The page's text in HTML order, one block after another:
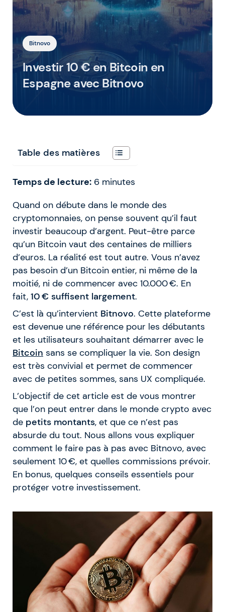
Bitnovo
Investir 10 € en Bitcoin en
Espagne avec Bitnovo
Table des matières
Temps de lecture: 6 minutes
Quand on débute dans le monde des
cryptomonnaies, on pense souvent qu’il faut
investir beaucoup d’argent. Peut-être parce
qu’un Bitcoin vaut des centaines de milliers
d’euros. La réalité est tout autre. Vous n’avez
pas besoin d’un Bitcoin entier, ni même de la
moitié, ni de commencer avec 10.000 €. En
fait, 10 € suffisent largement.
C’est là qu’intervient Bitnovo. Cette plateforme
est devenue une référence pour les débutants
et les utilisateurs souhaitant démarrer avec le
Bitcoin sans se compliquer la vie. Son design
est très convivial et permet de commencer
avec de petites sommes, sans UX compliquée.
L’objectif de cet article est de vous montrer
que l’on peut entrer dans le monde crypto avec
de petits montants, et que ce n’est pas
absurde du tout. Nous allons vous expliquer
comment le faire pas à pas avec Bitnovo, avec
seulement 10 €, et quelles commissions prévoir.
En bonus, quelques conseils essentiels pour
protéger votre investissement.